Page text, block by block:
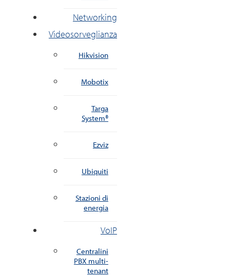
Networking
Videosorveglianza
Hikvision
Mobotix
Targa
System®
Ezviz
Ubiquiti
Stazioni di
energia
VoIP
Centralini
PBX multi-
tenant